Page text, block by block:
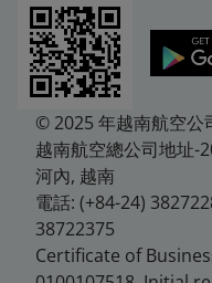
© 2025 年越南航空公
越南航空總公司地址-
河內, 越南
電話: (+84-24)
38722375
Certificate of